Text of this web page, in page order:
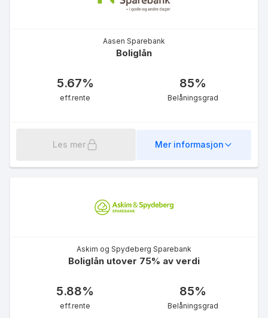
Aasen Sparebank
Boliglån
5.67%
eff.rente
85%
Belåningsgrad
Les mer Mer informasjon
Askim og Spydeberg Sparebank
Boliglån utover 75% av verdi
5.88%
eff.rente
85%
Belåningsgrad